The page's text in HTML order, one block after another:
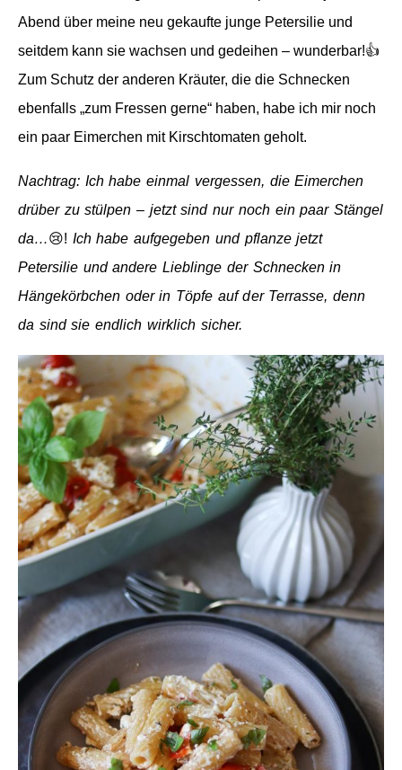
Abend über meine neu gekaufte junge Petersilie und
seitdem kann sie wachsen und gedeihen – wunderbar!👍
Zum Schutz der anderen Kräuter, die die Schnecken
ebenfalls „zum Fressen gerne“ haben, habe ich mir noch
ein paar Eimerchen mit Kirschtomaten geholt.
Nachtrag: Ich habe einmal vergessen, die Eimerchen
drüber zu stülpen – jetzt sind nur noch ein paar Stängel
da…😢! Ich habe aufgegeben und pflanze jetzt
Petersilie und andere Lieblinge der Schnecken in
Hängekörbchen oder in Töpfe auf der Terrasse, denn
da sind sie endlich wirklich sicher.